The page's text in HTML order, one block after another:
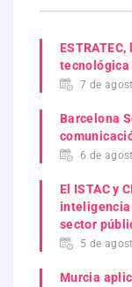
tecnológica
7 de
Barcelona
6 de
El ISTAC y
inteligencia
sector
5 de
Murcia